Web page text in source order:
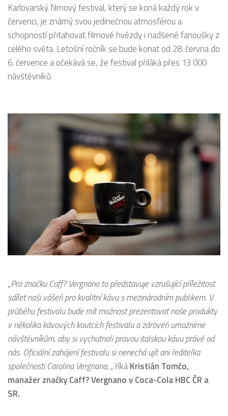
Karlovarský filmový festival, který se koná každý rok v
červenci, je známý svou jedinečnou atmosférou a
schopností přitahovat filmové hvězdy i nadšené fanoušky z
celého světa. Letošní ročník se bude konat od 28. června do
6. července a očekává se, že festival přiláká přes 13 000
návštěvníků.
„Pro značku Caff? Vergnano to představuje vzrušující příležitost
sdílet naši vášeň pro kvalitní kávu s mezinárodním publikem. V
průběhu festivalu bude mít možnost prezentovat naše produkty
v několika kávových koutcích festivalu a zároveň umožníme
návštěvníkům, aby si vychutnali pravou italskou kávu právě od
nás. Oficiální zahájení festivalu si nenechá ujít ani ředitelka
společnosti Carolina Vergnano, „říkáKristián Tomčo,
manažer značky Caff? Vergnano v Coca-Cola HBC ČR a
SR.